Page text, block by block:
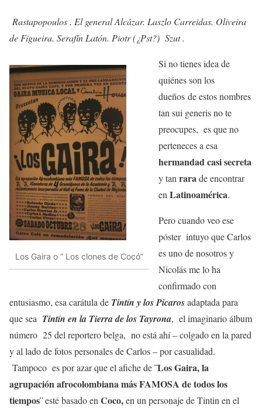
Rastapopoulos . El general Alcázar. Laszlo Carreidas. Oliveira
de Figueira. Serafín Latón. Piotr (¿Pst?) Szut .
Los Gaira o ” Los clones de Cocó”
Si no tienes idea de
quiénes son los
dueños de estos nombres
tan sui generis no te
preocupes, es que no
perteneces a esa
hermandad casi secreta
y tan rarade encontrar
en Latinoamérica.
Pero cuando veo ese
póster intuyo que Carlos
es uno de nosotros y
Nicolás me lo ha
confirmado con
entusiasmo, esa carátula de Tintín y los Picarosadaptada para
que sea Tintín en la Tierra de los Tayrona, el imaginario álbum
número 25 del reportero belga, no está ahí – colgado en la pared
y al lado de fotos personales de Carlos – por casualidad.
Tampoco es por azar que el afiche de¨Los Gaira, la
agrupación afrocolombiana más FAMOSA de todos los
tiempos¨esté basado en Coco,en un personaje de Tintin en el